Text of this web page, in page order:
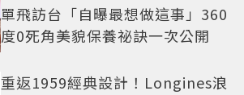
單飛訪台「自曝最想做這事」360
度0死角美貌保養祕訣一次公開
重返1959經典設計！Longines浪